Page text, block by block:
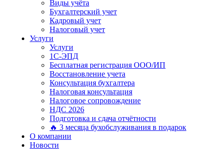
Виды учёта
Бухгалтерский учет
Кадровый учет
Налоговый учет
Услуги
Услуги
1С-ЭПД
Бесплатная регистрация ООО/ИП
Восстановление учета
Консультация бухгалтера
Налоговая консультация
Налоговое сопровождение
НДС 2026
Подготовка и сдача отчётности
🔥 3 месяца бухобслуживания в подарок
О компании
Новости